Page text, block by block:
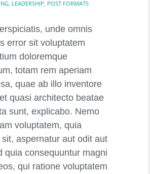
LEADERSHIP POST FORMATS
unde omnis
error sit voluptatem
doloremque
totam rem aperiam
quae ab illo inventore
quasi architecto beatae
sunt, explicabo. Nemo
voluptatem, quia
aspernatur aut odit aut
quia consequuntur magni
qui ratione voluptatem